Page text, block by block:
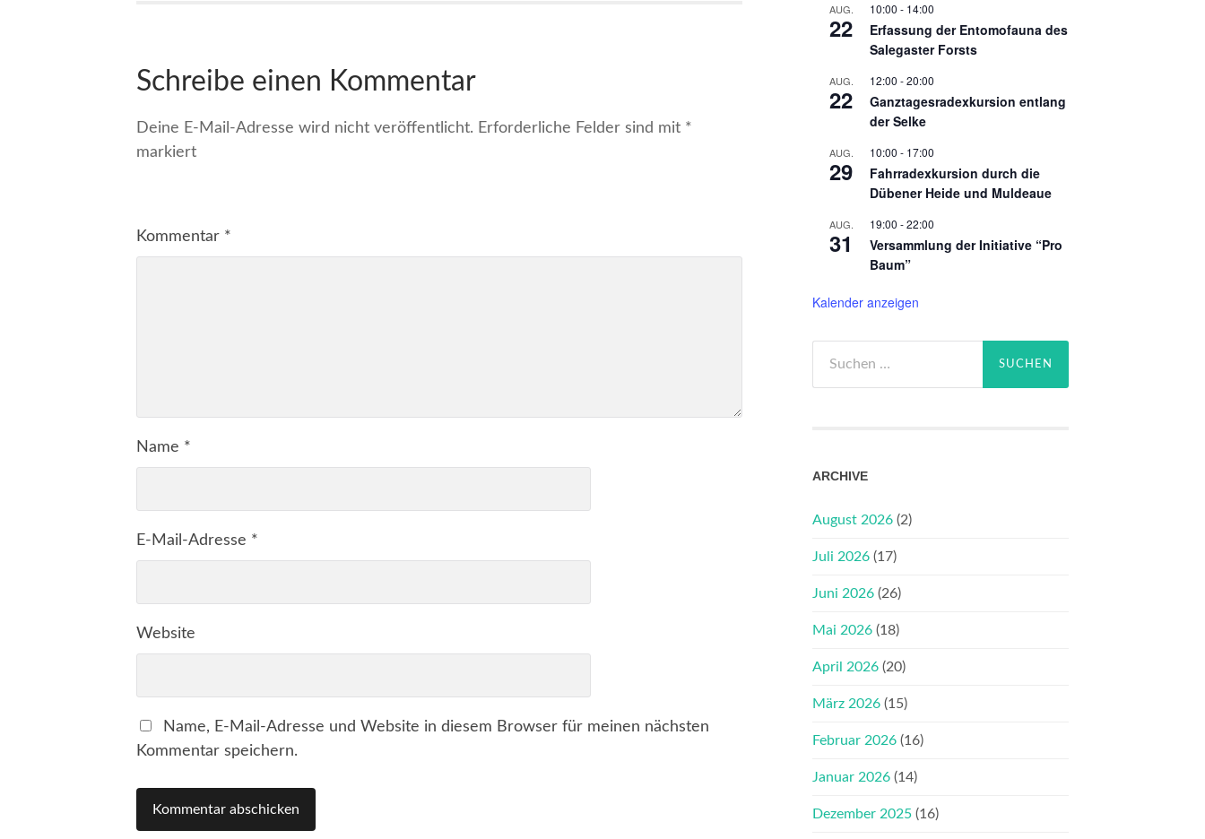
Schreibe einen Kommentar
Deine E-Mail-Adresse wird nicht veröffentlicht. Erforderliche Felder sind mit *
markiert
Kommentar *
Name *
E-Mail-Adresse *
Website
Name, E-Mail-Adresse und Website in diesem Browser für meinen nächsten
Kommentar speichern.
AUG.
22
10:00 - 14:00
Erfassung der Entomofauna des
Salegaster Forsts
AUG.
22
12:00 -20:00
Ganztagesradexkursion entlang
der Selke
AUG.
29
10:00 - 17:00
Fahrradexkursion durch die
Dübener Heide und Muldeaue
AUG.
31
19:00 -22:00
Versammlung der Initiative “Pro
Baum”
Kalender anzeigen
nach:
ARCHIVE
August 2026 (2)
Juli 2026 (17)
Juni 2026 (26)
Mai 2026 (18)
April 2026 (20)
März 2026 (15)
Februar 2026 (16)
Januar 2026 (14)
Dezember 2025 (16)